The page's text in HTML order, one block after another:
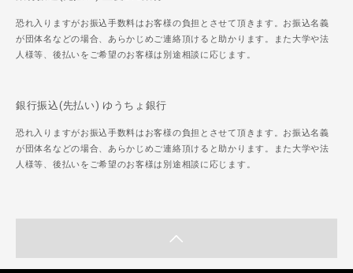
恐れ入りますがお振込手数料はお客様の負担とさせて頂きます。お振込名義
が団体名などの場合、あらかじめご連絡頂けると助かります。また大学や法
人様等、後払いをご希望のお客様は別途相談に応じます。
銀行振込(先払い) ゆうちょ銀行
恐れ入りますがお振込手数料はお客様の負担とさせて頂きます。お振込名義
が団体名などの場合、あらかじめご連絡頂けると助かります。また大学や法
人様等、後払いをご希望のお客様は別途相談に応じます。